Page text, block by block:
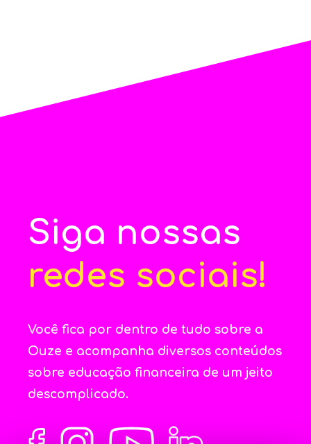
Siga nossas
redes sociais!
Você fica por dentro de tudo sobre a
Ouze e acompanha diversos conteúdos
sobre educação financeira de um jeito
descomplicado.